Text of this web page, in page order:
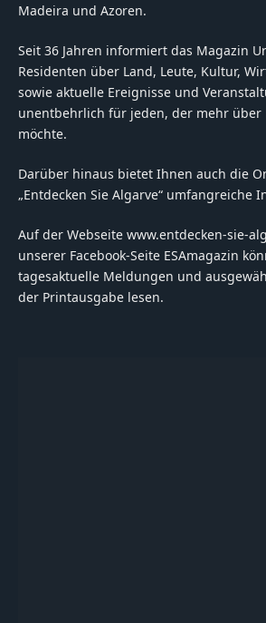
Madeira und Azoren.
Seit 36 Jahren informiert das Magazin
Residenten über Land, Leute, Kultur,
sowie aktuelle Ereignisse und
unentbehrlich für jeden, der mehr über
möchte.
Darüber hinaus bietet Ihnen auch die
„Entdecken Sie Algarve“ umfangreiche
Auf der Webseite www.entdecken-sie-
unserer Facebook-Seite ESAmagazin
tagesaktuelle Meldungen und
der Printausgabe lesen.